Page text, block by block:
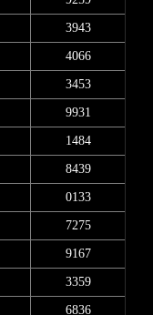
3943
4066
3453
9931
1484
8439
0133
7275
9167
3359
6836